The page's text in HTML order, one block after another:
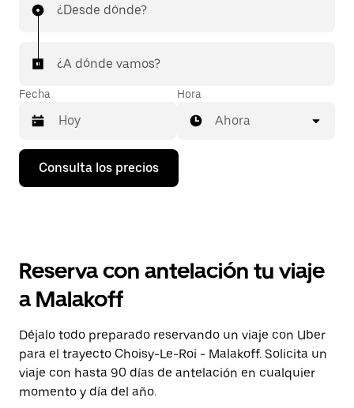
¿Desde dónde?
¿A dónde vamos?
Fecha
Pulsa
flecha
calendario
seleccionar
fecha.
Pulsa
el
botón
de
escape
Hora
Ahora
Consulta los precios
Reserva con antelación tu viaje
a Malakoff
Déjalo todo preparado reservando un viaje con Uber
para el trayecto Choisy-Le-Roi - Malakoff. Solicita un
viaje con hasta 90 días de antelación en cualquier
momento y día del año.